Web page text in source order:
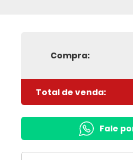
Compra:
Total de venda:
Fale